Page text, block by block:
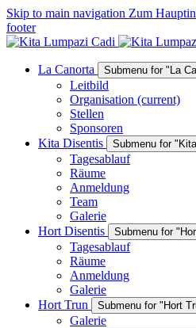
Skip to main navigation Zum
footer
La Canorta Submenu for "La
Leitbild
Organisation (current)
Stellen
Sponsoren
Kita Disentis
Submenu for
Tagesablauf
Räume
Anmeldung
Team
Galerie
Hort Disentis
Submenu for
Tagesablauf
Räume
Anmeldung
Galerie
Hort Trun
Submenu for "Hort
Galerie